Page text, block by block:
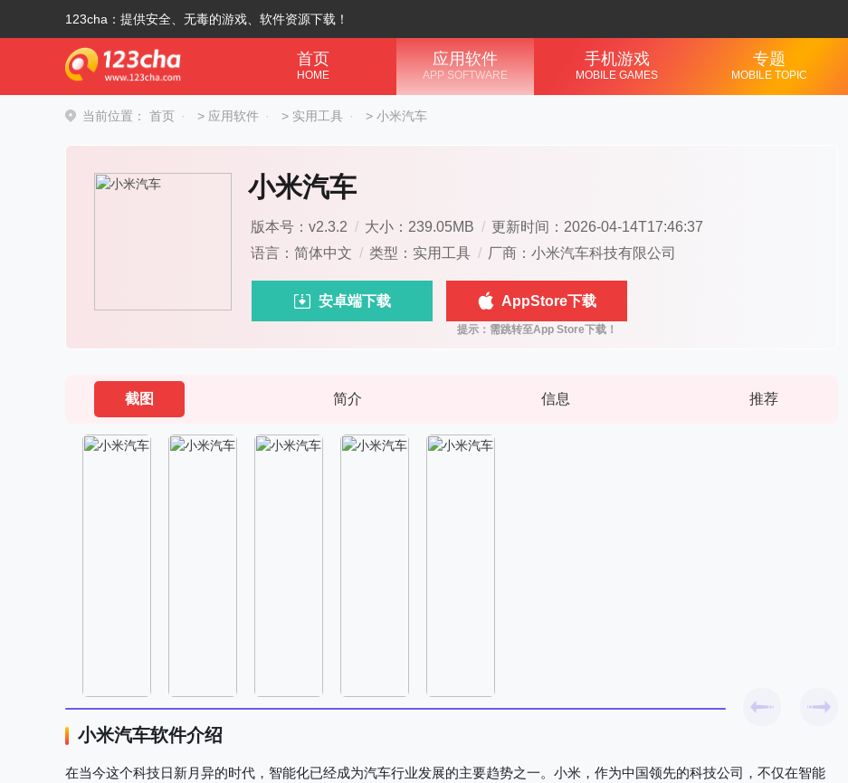
123cha：提供安全、无毒的游戏、软件资源下载！
首页
HOME
应用软件
APP SOFTWARE
手机游戏
MOBILE GAMES
专题
MOBILE TOPIC
当前位置： 首页 > 应用软件 > 实用工具 > 小米汽车
小米汽车
版本号：v2.3.2 / 大小：239.05MB / 更新时间：2026-04-14T17:46:37
语言：简体中文 / 类型：实用工具 / 厂商：小米汽车科技有限公司
安卓端下载 AppStore下载
截图 简介 信息 推荐
小米汽车软件介绍
在当今这个科技日新月异的时代，智能化已经成为汽车行业发展的主要趋势之一。小米，作为中国领先的科技公司，不仅在智能